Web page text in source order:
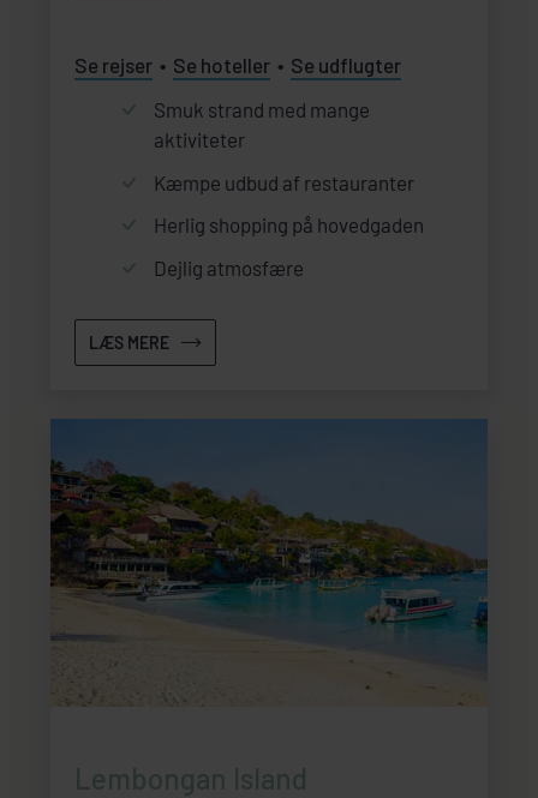
Se rejser Se hoteller
Se udflugter
Smuk strand med mange
aktiviteter
Kæmpe udbud af restauranter
Herlig shopping på hovedgaden
Dejlig atmosfære
LÆS MERE
Lembongan Island